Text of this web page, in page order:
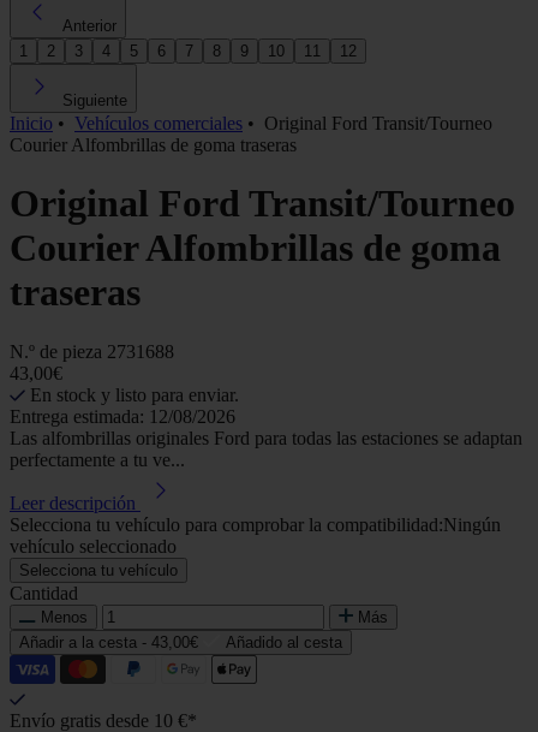
Anterior
1
2 3 4 5 6 7 8 9 10 11 12
Siguiente
Inicio • Vehículos comerciales • Original Ford Transit/Tourneo
Courier Alfombrillas de goma traseras
Original Ford Transit/Tourneo
Courier Alfombrillas de goma
traseras
N.º de pieza 2731688
43,00€
En stock y listo para enviar.
Entrega estimada: 12/08/2026
Las alfombrillas originales Ford para todas las estaciones se adaptan
perfectamente a tu ve...
Leer descripción
Selecciona tu vehículo para comprobar la compatibilidad:Ningún
vehículo seleccionado
Selecciona tu vehículo
Cantidad
Menos
Más
Añadir a la cesta - 43,00€ Añadido al cesta
Envío gratis desde 10 €*